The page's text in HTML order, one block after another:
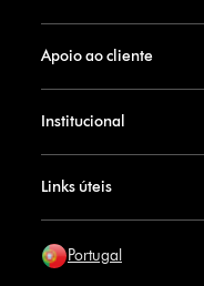
Apoio ao cliente
Institucional
Links úteis
Portugal